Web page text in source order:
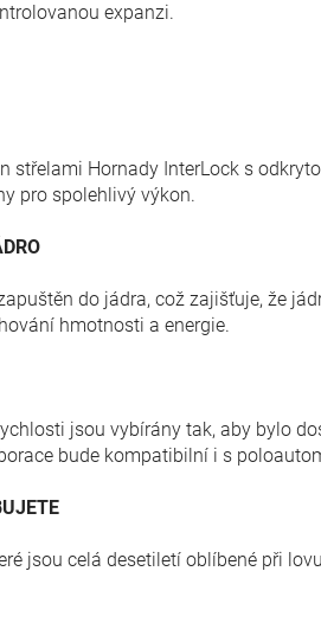
expanzi.
střelami Hornady InterLock s
pro spolehlivý výkon.
do jádra, což zajišťuje, že
hmotnosti a energie.
jsou vybírány tak, aby bylo
bude kompatibilní i s
jsou celá desetiletí oblíbené při